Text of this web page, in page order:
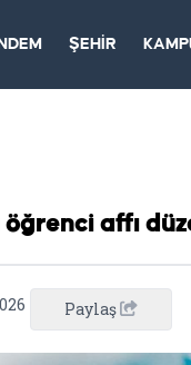
ŞEHİR
affı
Paylaş